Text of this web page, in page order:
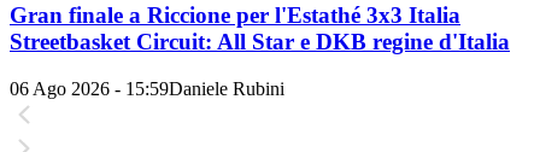
Gran finale a Riccione per l'Estathé 3x3 Italia
Streetbasket Circuit: All Star e DKB regine d'Italia
06 Ago 2026 - 15:59Daniele Rubini